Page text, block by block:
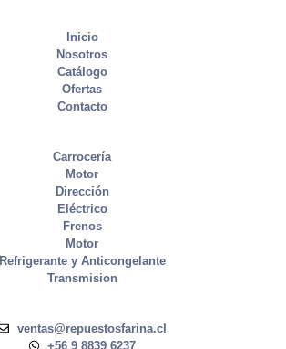
Inicio
Nosotros
Catálogo
Ofertas
Contacto
Carrocería
Motor
Dirección
Eléctrico
Frenos
Motor
Refrigerante y Anticongelante
Transmision
ventas@repuestosfarina.cl
+56 9 8839 6237